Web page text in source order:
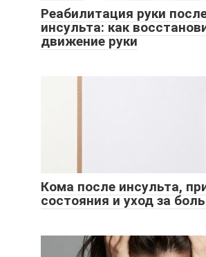
Реабилитация руки
инсульта: как
движение руки
Кома после инсульта,
состояния и уход за